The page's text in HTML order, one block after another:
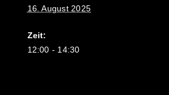
16. August 2025
Zeit:
12:00 - 14:30